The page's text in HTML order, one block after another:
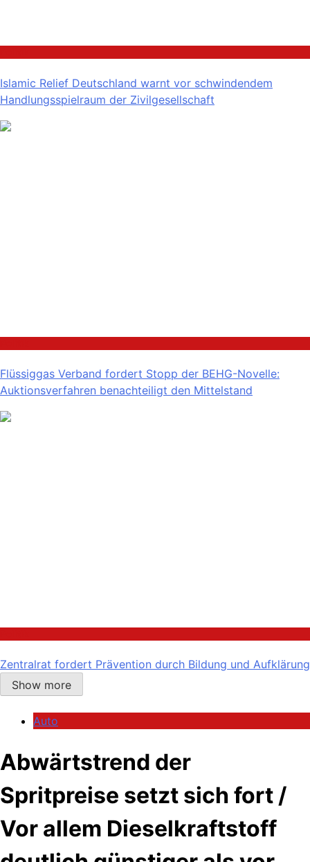
Islamic Relief Deutschland warnt vor schwindendem
Handlungsspielraum der Zivilgesellschaft
Flüssiggas Verband fordert Stopp der BEHG-Novelle:
Auktionsverfahren benachteiligt den Mittelstand
Zentralrat fordert Prävention durch Bildung und Aufklärung
Show more
Auto
Abwärtstrend der
Spritpreise setzt sich fort /
Vor allem Dieselkraftstoff